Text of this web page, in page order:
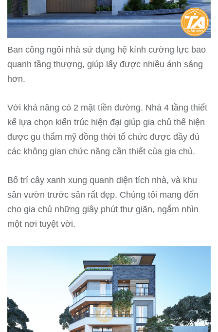
Ban công ngôi nhà sử dụng hệ kính cường lực bao
quanh tầng thượng, giúp lấy được nhiều ánh sáng
hơn.
Với khả năng có 2 mặt tiền đường. Nhà 4 tầng thiết
kế lựa chọn kiến ​​trúc hiện đại giúp gia chủ thể hiện
được gu thẩm mỹ đồng thời tổ chức được đầy đủ
các không gian chức năng cần thiết của gia chủ.
Bố trí cây xanh xung quanh diện tích nhà, và khu
sân vườn trước sân rất đẹp. Chúng tôi mang đến
cho gia chủ những giây phút thư giãn, ngắm nhìn
một nơi tuyệt vời.